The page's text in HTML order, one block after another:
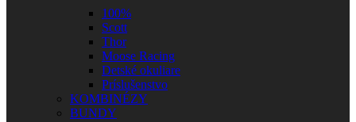
100%
Scott
Thor
Moose Racing
Detské okuliare
Príslušenstvo
KOMBINÉZY
BUNDY